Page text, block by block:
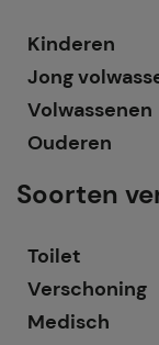
Kinderen
Jong
Volwassenen
Ouderen
Soorten
Toilet
Verschoning
Medisch